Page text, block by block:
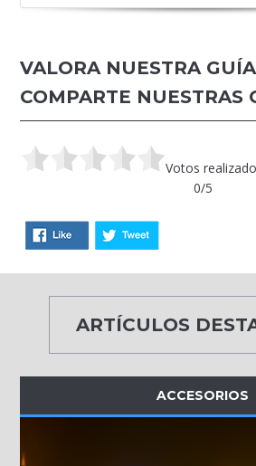
VALORA NUESTRA
COMPARTE NUESTRAS
Votos
0/5
ARTÍCULOS
ACCESORIOS